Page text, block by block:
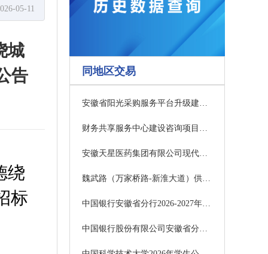
05-11
城
告
绕
标
同地区交易
安徽省阳光采购服务平台升级建设项目流标公告
财务共享服务中心建设咨询项目（二次）公开招标公告
安徽天星医药集团有限公司现代医药物流扩建项目施工总承包中标结果公示
魏武路（万家桥路-新淮大道）供水管道工程项目补疑
中国银行安徽省分行2026-2027年度文体活动承办供应商采购项目中标结果公告
中国银行股份有限公司安徽省分行“跨行通”转账POS机服务采购项目延期公告